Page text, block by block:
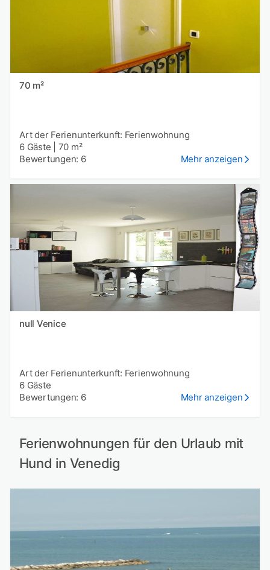
70 m²
Art der Ferienunterkunft: Ferienwohnung
6 Gäste
70 m²
Bewertungen: 6
Mehr anzeigen
null Venice
Art der Ferienunterkunft: Ferienwohnung
6 Gäste
Bewertungen: 6
Mehr anzeigen
Ferienwohnungen für den Urlaub mit
Hund in Venedig